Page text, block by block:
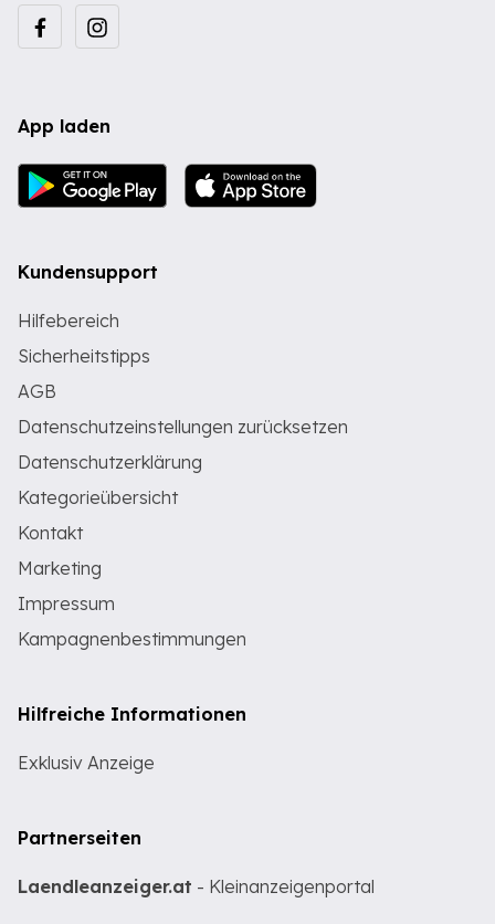
App laden
Kundensupport
Hilfebereich
Sicherheitstipps
AGB
Datenschutzeinstellungen zurücksetzen
Datenschutzerklärung
Kategorieübersicht
Kontakt
Marketing
Impressum
Kampagnenbestimmungen
Hilfreiche Informationen
Exklusiv Anzeige
Partnerseiten
Laendleanzeiger.at - Kleinanzeigenportal